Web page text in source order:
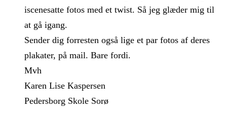
iscenesatte fotos med et twist. Så jeg glæder mig til
at gå igang.
Sender dig forresten også lige et par fotos af deres
plakater, på mail. Bare fordi.
Mvh
Karen Lise Kaspersen
Pedersborg Skole Sorø